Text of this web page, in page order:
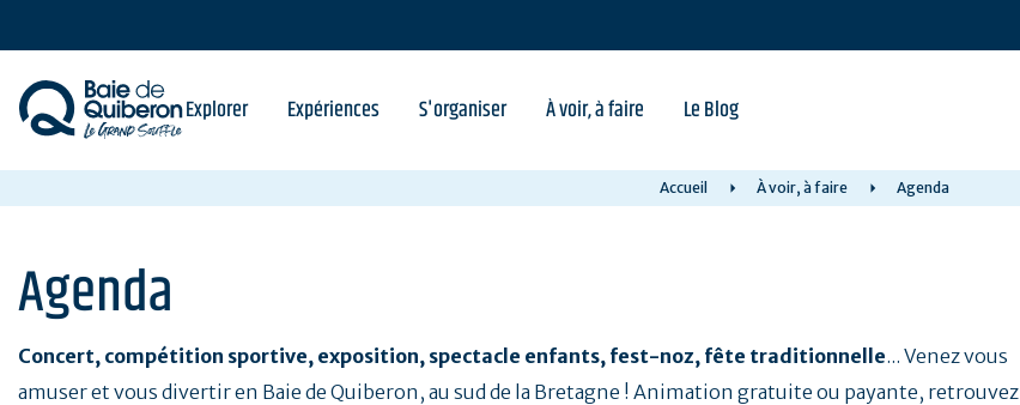
principal
Explorer Expériences S'organiser À voir, à faire Le Blog
Accueil À voir, à faire Agenda
Agenda
Concert, compétition sportive, exposition, spectacle enfants, fest-noz, fête traditionnelle... Venez vous
amuser et vous divertir en Baie de Quiberon, au sud de la Bretagne ! Animation gratuite ou payante, retrouvez